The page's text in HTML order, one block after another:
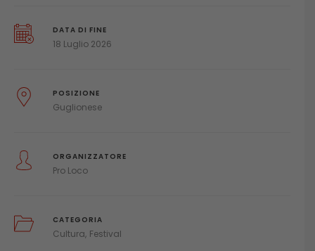
DATA DI FINE
18 Luglio 2026
POSIZIONE
Guglionese
ORGANIZZATORE
Pro Loco
CATEGORIA
Cultura Festival